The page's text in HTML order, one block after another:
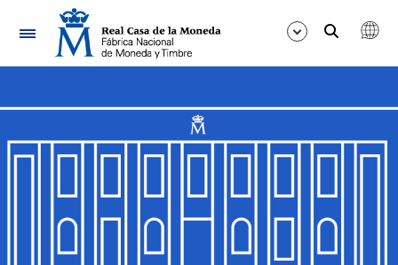
Navegación
Mostrar/Ocultar
Mostrar/Ocultar
Mostrar/Ocultar